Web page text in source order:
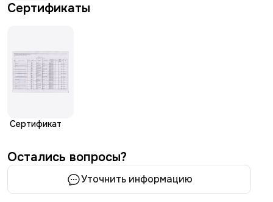
Сертификаты
Сертификат
Остались вопросы?
Уточнить информацию